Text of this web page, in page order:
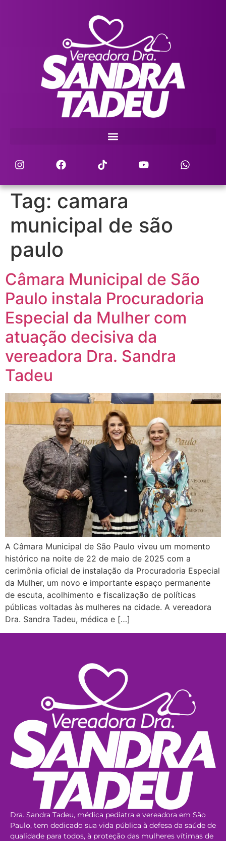
Tag: camara
municipal de são
paulo
Câmara Municipal de São
Paulo instala Procuradoria
Especial da Mulher com
atuação decisiva da
vereadora Dra. Sandra
Tadeu
A Câmara Municipal de São Paulo viveu um momento
histórico na noite de 22 de maio de 2025 com a
cerimônia oficial de instalação da Procuradoria Especial
da Mulher, um novo e importante espaço permanente
de escuta, acolhimento e fiscalização de políticas
públicas voltadas às mulheres na cidade. A vereadora
Dra. Sandra Tadeu, médica e […]
Dra. Sandra Tadeu, médica pediatra e vereadora em São
Paulo, tem dedicado sua vida pública à defesa da saúde de
qualidade para todos, à proteção das mulheres vítimas de